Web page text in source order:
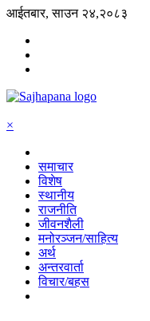
आईतबार, साउन २४,२०८३
×
समाचार
विशेष
स्थानीय
राजनीति
जीवनशैली
मनोरञ्जन/साहित्य
अर्थ
अन्तरवार्ता
विचार/बहस